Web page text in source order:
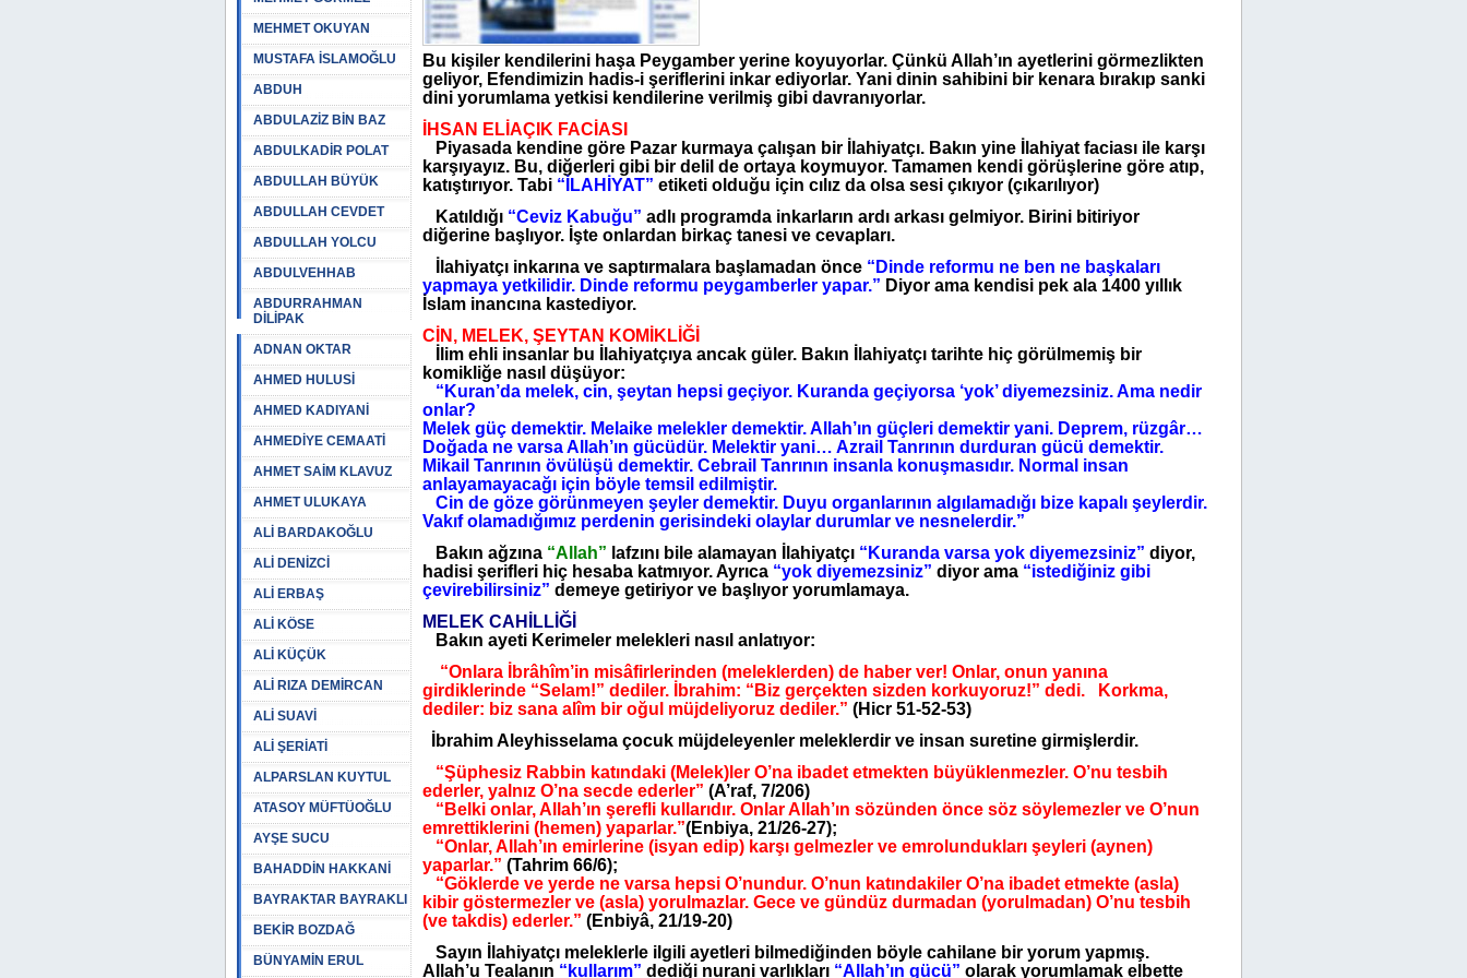
MEHMET OKUYAN
MUSTAFA İSLAMOĞLU
ABDUH
ABDULAZİZ BİN BAZ
ABDULKADİR POLAT
ABDULLAH BÜYÜK
ABDULLAH CEVDET
ABDULLAH YOLCU
ABDULVEHHAB
ABDURRAHMAN
DİLİPAK
ADNAN OKTAR
AHMED HULUSİ
AHMED KADIYANİ
AHMEDİYE CEMAATİ
AHMET SAİM KLAVUZ
AHMET ULUKAYA
ALİ BARDAKOĞLU
ALİ DENİZCİ
ALİ ERBAŞ
ALİ KÖSE
ALİ KÜÇÜK
ALİ RIZA DEMİRCAN
ALİ SUAVİ
ALİ ŞERİATİ
ALPARSLAN KUYTUL
ATASOY MÜFTÜOĞLU
AYŞE SUCU
BAHADDİN HAKKANİ
BAYRAKTAR BAYRAKLI
BEKİR BOZDAĞ
BÜNYAMİN ERUL
Bu kişiler kendilerini haşa Peygamber yerine koyuyorlar. Çünkü Allah’ın ayetlerini görmezlikten
geliyor, Efendimizin hadis-i şeriflerini inkar ediyorlar. Yani dinin sahibini bir kenara bırakıp sanki
dini yorumlama yetkisi kendilerine verilmiş gibi davranıyorlar.
İHSAN ELİAÇIK FACİASI
Piyasada kendine göre Pazar kurmaya çalışan bir İlahiyatçı. Bakın yine İlahiyat faciası ile karşı
karşıyayız. Bu, diğerleri gibi bir delil de ortaya koymuyor. Tamamen kendi görüşlerine göre atıp,
katıştırıyor. Tabi “İLAHİYAT” etiketi olduğu için cılız da olsa sesi çıkıyor (çıkarılıyor)
Katıldığı “Ceviz Kabuğu” adlı programda inkarların ardı arkası gelmiyor. Birini bitiriyor
diğerine başlıyor. İşte onlardan birkaç tanesi ve cevapları.
İlahiyatçı inkarına ve saptırmalara başlamadan önce “Dinde reformu ne ben ne başkaları
yapmaya yetkilidir. Dinde reformu peygamberler yapar.” Diyor ama kendisi pek ala 1400 yıllık
İslam inancına kastediyor.
CİN, MELEK, ŞEYTAN KOMİKLİĞİ
İlim ehli insanlar bu İlahiyatçıya ancak güler. Bakın İlahiyatçı tarihte hiç görülmemiş bir
komikliğe nasıl düşüyor:
“Kuran’da melek, cin, şeytan hepsi geçiyor. Kuranda geçiyorsa ‘yok’ diyemezsiniz. Ama nedir
onlar?
Melek güç demektir. Melaike melekler demektir. Allah’ın güçleri demektir yani. Deprem, rüzgâr…
Doğada ne varsa Allah’ın gücüdür. Melektir yani… Azrail Tanrının durduran gücü demektir.
Mikail Tanrının övülüşü demektir. Cebrail Tanrının insanla konuşmasıdır. Normal insan
anlayamayacağı için böyle temsil edilmiştir.
Cin de göze görünmeyen şeyler demektir. Duyu organlarının algılamadığı bize kapalı şeylerdir.
Vakıf olamadığımız perdenin gerisindeki olaylar durumlar ve nesnelerdir.”
Bakın ağzına “Allah” lafzını bile alamayan İlahiyatçı “Kuranda varsa yok diyemezsiniz” diyor,
hadisi şerifleri hiç hesaba katmıyor. Ayrıca “yok diyemezsiniz” diyor ama “istediğiniz gibi
çevirebilirsiniz” demeye getiriyor ve başlıyor yorumlamaya.
MELEK CAHİLLİĞİ
Bakın ayeti Kerimeler melekleri nasıl anlatıyor:
“Onlara
İbrâhîm’in misâfirlerinden (meleklerden) de haber ver! Onlar, onun yanına
girdiklerinde “Selam!” dediler. İbrahim: “Biz gerçekten sizden korkuyoruz!” dedi. Korkma,
dediler: biz sana alîm bir oğul müjdeliyoruz dediler.” (Hicr 51-52-53)
İbrahim Aleyhisselama çocuk müjdeleyenler meleklerdir ve insan suretine girmişlerdir.
“Şüphesiz Rabbin katındaki (Melek)ler O’na ibadet etmekten büyüklenmezler. O’nu tesbih
ederler, yalnız O’na secde ederler” (A’raf, 7/206)
“Belki onlar, Allah’ın şerefli kullarıdır. Onlar Allah’ın sözünden önce söz söylemezler ve O’nun
emrettiklerini (hemen) yaparlar.”(Enbiya, 21/26-27);
“Onlar, Allah’ın emirlerine (isyan edip) karşı gelmezler ve emrolundukları şeyleri (aynen)
yaparlar.” (Tahrim 66/6);
“Göklerde ve yerde ne varsa hepsi O’nundur. O’nun katındakiler O’na ibadet etmekte (asla)
kibir göstermezler ve (asla) yorulmazlar. Gece ve gündüz durmadan (yorulmadan) O’nu tesbih
(ve takdis) ederler.” (Enbiyâ, 21/19-20)
Sayın İlahiyatçı meleklerle ilgili ayetleri bilmediğinden böyle cahilane bir yorum yapmış.
Allah’u Tealanın “kullarım” dediği nurani varlıkları “Allah’ın gücü” olarak yorumlamak elbette